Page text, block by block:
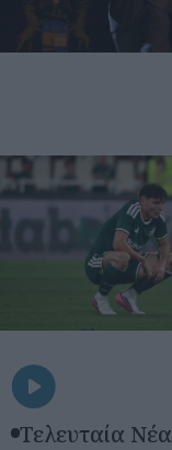
Τελευταία Νέα